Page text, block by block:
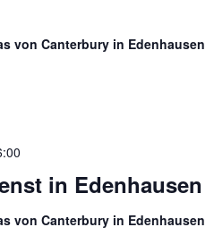
von Canterbury in Edenhausen
in Edenhausen
von Canterbury in Edenhausen